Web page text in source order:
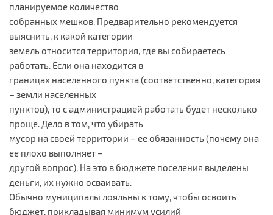
планируемое количество
собранных мешков. Предварительно рекомендуется
выяснить, к какой категории
земель относится территория, где вы собираетесь
работать. Если она находится в
границах населенного пункта (соответственно, категория
– земли населенных
пунктов), то с администрацией работать будет несколько
проще. Дело в том, что убирать
мусор на своей территории – ее обязанность (почему она
ее плохо выполняет –
другой вопрос). На это в бюджете поселения выделены
деньги, их нужно осваивать.
Обычно муниципалы лояльны к тому, чтобы освоить
бюджет, прикладывая минимум усилий